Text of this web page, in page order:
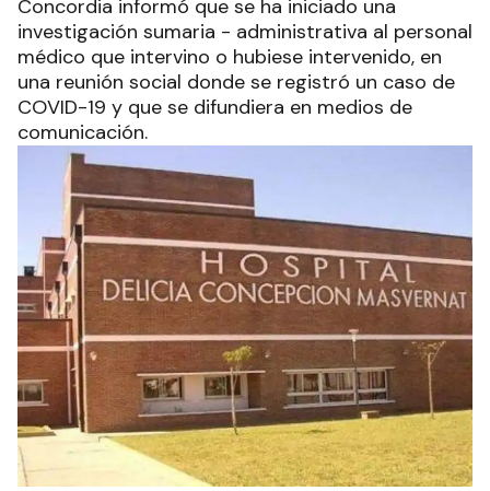
Concordia informó que se ha iniciado una
investigación sumaria - administrativa al personal
médico que intervino o hubiese intervenido, en
una reunión social donde se registró un caso de
COVID-19 y que se difundiera en medios de
comunicación.